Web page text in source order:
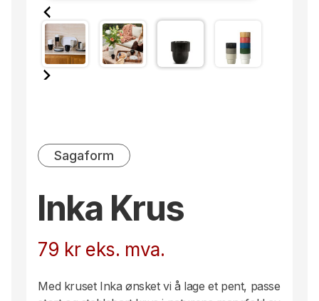
Sagaform
Inka Krus
79 kr eks. mva.
Med kruset Inka ønsket vi å lage et pent, passe